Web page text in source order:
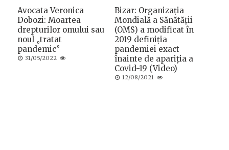
Avocata Veronica
Dobozi: Moartea
drepturilor omului sau
noul „tratat
pandemic”
Posted
31/05/2022
Bizar: Organizația
Mondială a Sănătății
(OMS) a modificat în
2019 definiția
pandemiei exact
înainte de apariția a
Covid-19 (Video)
Posted
12/08/2021